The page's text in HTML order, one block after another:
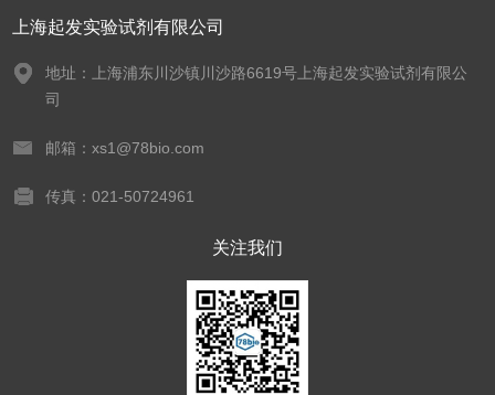
上海起发实验试剂有限公司
地址：上海浦东川沙镇川沙路6619号上海起发实验试剂有限公
司
邮箱：xs1@78bio.com
传真：021-50724961
关注我们